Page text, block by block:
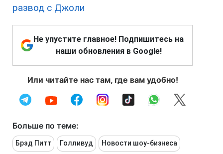
развод с Джоли
Не упустите главное! Подпишитесь на
наши обновления в Google!
Или читайте нас там, где вам удобно!
Больше по теме:
Брэд Питт Голливуд Новости шоу-бизнеса